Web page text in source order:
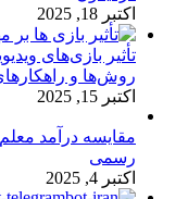
اکتبر 18, 2025
تأثیر بازی‌های
روش‌ها و
اکتبر 15, 2025
رسمی
اکتبر 4, 2025